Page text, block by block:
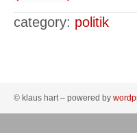
category: politik
© klaus hart – powered by